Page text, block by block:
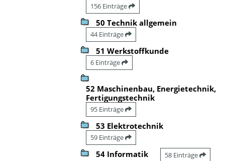
156 Einträge
50 Technik allgemein
44 Einträge
51 Werkstoffkunde
6 Einträge
52 Maschinenbau, Energietechnik,
Fertigungstechnik
95 Einträge
53 Elektrotechnik
59 Einträge
54 Informatik 58 Einträge